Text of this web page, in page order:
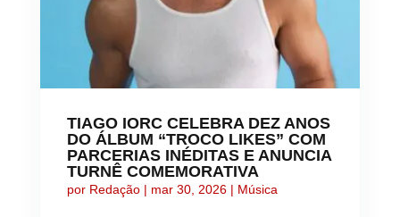
TIAGO IORC CELEBRA DEZ ANOS
DO ÁLBUM “TROCO LIKES” COM
PARCERIAS INÉDITAS E ANUNCIA
TURNÊ COMEMORATIVA
por Redação| mar 30, 2026| Música